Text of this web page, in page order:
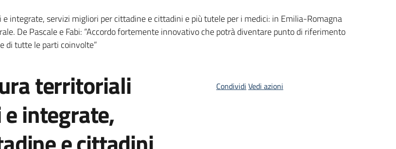
integrate, servizi migliori per cittadine e cittadini e più tutele per i medici: in Emilia-Romagna
De Pascale e Fabi: “Accordo fortemente innovativo che potrà diventare punto di riferimento
di tutte le parti coinvolte”
territoriali
integrate,
Condividi Vedi azioni